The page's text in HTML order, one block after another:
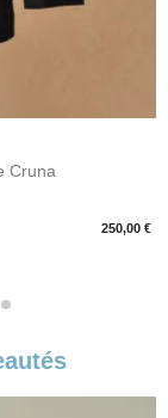
Cruna
250,00 €